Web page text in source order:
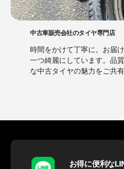
中古車販売会社のタイヤ専門店
時間をかけて丁寧に。お届
一つ綺麗にしています。品
な中古タイヤの魅力をご共有
お得に便利な